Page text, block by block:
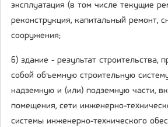
эксплуатация (в том числе текущие
реконструкция, капитальный ремонт,
сооружения;
6) здание - результат строительства,
собой объемную строительную
надземную и (или) подземную части,
помещения, сети инженерно-
системы инженерно-технического